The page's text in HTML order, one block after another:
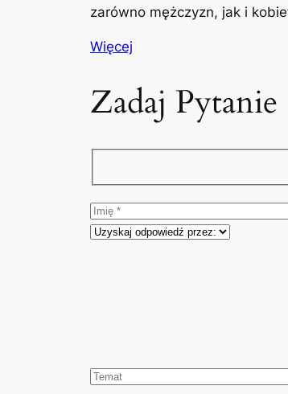
zarówno mężczyzn, jak i
Więcej
Zadaj Pytanie